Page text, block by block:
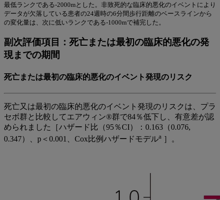
最低ランクである-2000mとした。非致死的な臨床的悪化のイベントにより
データが欠落している患者の24週時の6分間歩行距離のベースラインから
の変化量は、次に低いランクである-1000mで補完した。
副次評価項目：死亡または最初の臨床的悪化の発
現までの期間
死亡または最初の臨床的悪化のイベント発現のリスク
死亡又は最初の臨床的悪化のイベント発現のリスクは、プラ
セボ群と比較してエアウィン®群で84％低下し、有意差が認
められました［ハザード比（95％CI）：0.163（0.076,
0.347）、p＜0.001、Cox比例ハザードモデルa ］。